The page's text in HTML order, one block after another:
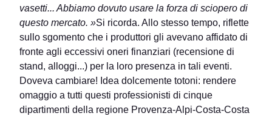
vasetti... Abbiamo dovuto usare la forza di sciopero di
questo mercato. »Si ricorda. Allo stesso tempo, riflette
sullo sgomento che i produttori gli avevano affidato di
fronte agli eccessivi oneri finanziari (recensione di
stand, alloggi...) per la loro presenza in tali eventi.
Doveva cambiare! Idea dolcemente totoni: rendere
omaggio a tutti questi professionisti di cinque
dipartimenti della regione Provenza-Alpi-Costa-Costa